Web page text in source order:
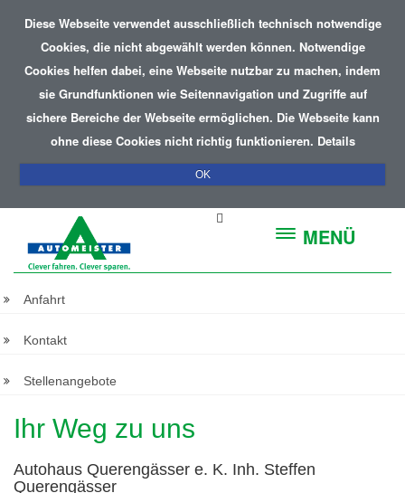
Diese Webseite verwendet ausschließlich technisch notwendige
Cookies, die nicht abgewählt werden können. Notwendige
Cookies helfen dabei, eine Webseite nutzbar zu machen, indem
sie Grundfunktionen wie Seitennavigation und Zugriffe auf
sichere Bereiche der Webseite ermöglichen. Die Webseite kann
ohne diese Cookies nicht richtig funktionieren. Details
OK
MENÜ
Anfahrt
Kontakt
Stellenangebote
Ihr Weg zu uns
Autohaus Querengässer e. K. Inh. Steffen
Querengässer